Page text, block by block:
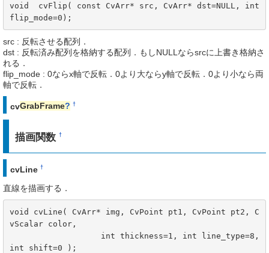
void  cvFlip( const CvArr* src, CvArr* dst=NULL, int
flip_mode=0);
src : 反転させる配列．
dst : 反転済み配列を格納する配列．もしNULLならsrcに上書き格納さ
れる．
flip_mode : 0ならx軸で反転．0より大ならy軸で反転．0より小なら両
軸で反転．
cvGrabFrame? †
描画関数†
cvLine †
直線を描画する．
void cvLine( CvArr* img, CvPoint pt1, CvPoint pt2, C
vScalar color,
int shift=0 );